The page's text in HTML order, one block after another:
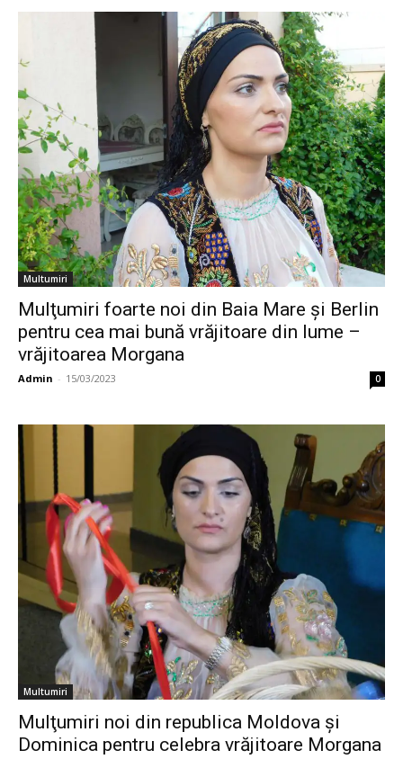
Multumiri
Mulţumiri foarte noi din Baia Mare și Berlin
pentru cea mai bună vrăjitoare din lume –
vrăjitoarea Morgana
Admin - 15/03/2023 0
Multumiri
Mulţumiri noi din republica Moldova și
Dominica pentru celebra vrăjitoare Morgana